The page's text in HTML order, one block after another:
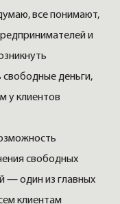
все понимают,
и
деньги,
у клиентов
свободных
— один из главных
клиентам